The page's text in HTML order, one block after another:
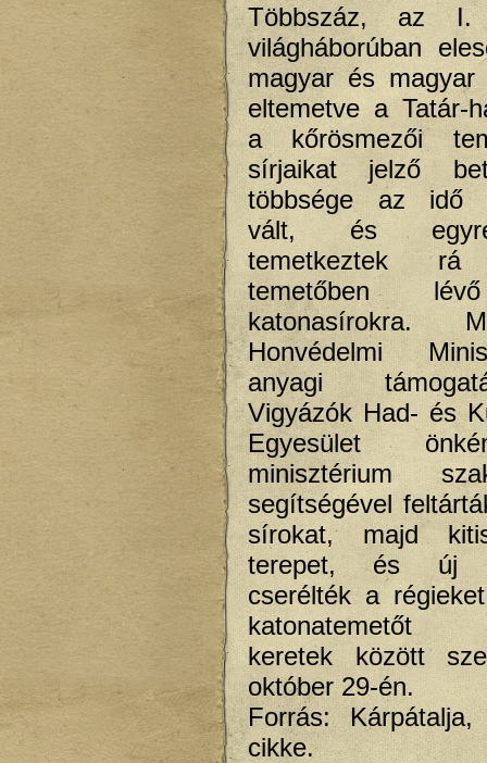
Többszáz, az
világháborúban
magyar és magyar
eltemetve a Tatár-
a kőrösmezői
sírjaikat jelző
többsége az idő
vált, és
temetkeztek
temetőben
katonasírokra.
Honvédelmi
anyagi
Vigyázók Had- és
Egyesület
minisztérium
segítségével
sírokat, majd
terepet, és új
cserélték a
katonatemetőt
keretek között
október 29-én.
Forrás:
cikke.